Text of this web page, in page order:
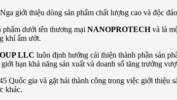
giới thiệu dòng sản phẩm chất lượng cao và độc
phẩm dưới tên thương mại NANOPROTECHvà là
khí ẩm ướt.
LLC luôn định hướng cải thiện thành phần sản
hạn khả năng sản xuất và doanh số tăng trưởng
Quốc gia và gặt hái thành công trong việc giới thiệu
khác.